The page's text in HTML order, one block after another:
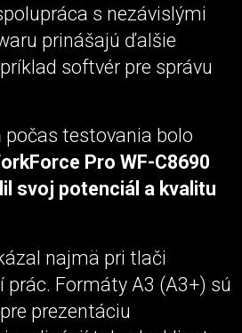
s nezávislými
prinášajú ďalšie
softvér pre správu
počas testovania bolo
Pro WF-C8690
svoj potenciál a kvalitu
najmä pri tlači
Formáty A3 (A3+) sú
prezentáciu